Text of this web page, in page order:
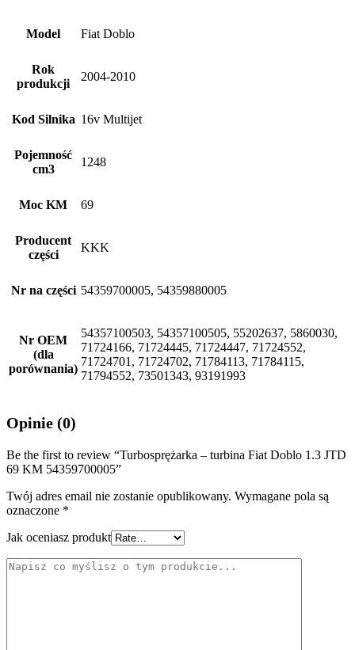
Model Fiat Doblo
Rok
produkcji
2004-2010
Kod Silnika 16v Multijet
Pojemność
cm3
1248
Moc KM 69
Producent
części
KKK
Nr na części 54359700005, 54359880005
Nr OEM
(dla
porównania)
54357100503, 54357100505, 55202637, 5860030,
71724166, 71724445, 71724447, 71724552,
71724701, 71724702, 71784113, 71784115,
71794552, 73501343, 93191993
Opinie (0)
Be the first to review “Turbosprężarka – turbina Fiat Doblo 1.3 JTD
69 KM 54359700005”
Twój adres email nie zostanie opublikowany. Wymagane pola są
oznaczone *
Jak oceniasz produkt